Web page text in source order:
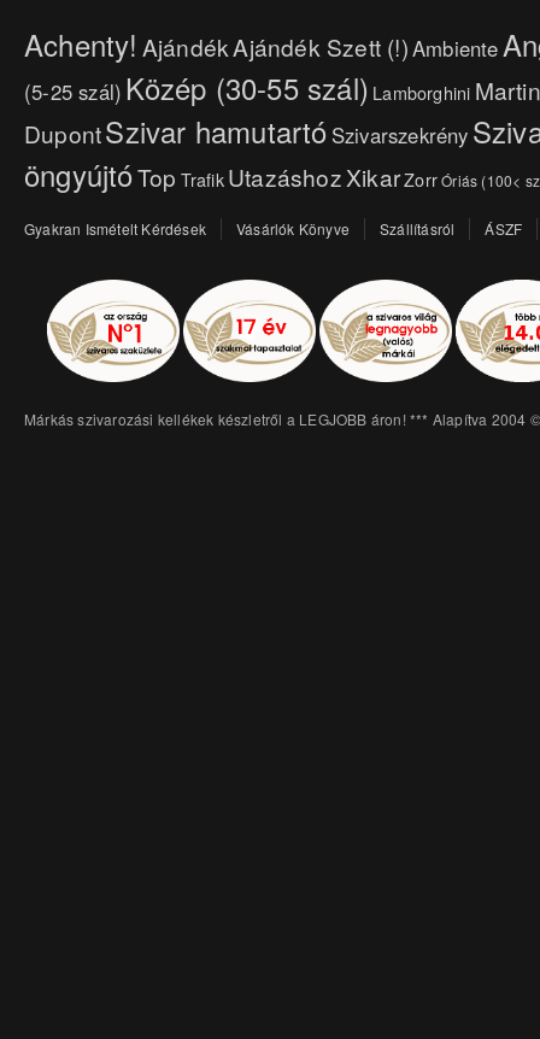
Achenty! AjándékAjándék Szett (!)Ambiente
(5-25 szál) Közép (30-55 szál) Lamborghini
DupontSzivar hamutartó Szivarszekrény
öngyújtóTop TrafikUtazáshozXikarZorrÓriás (100<
Gyakran Ismételt Kérdések Vásárlók Könyve Szállításról ÁSZF
Márkás szivarozási kellékek készletről a LEGJOBB áron! *** Alapítva 2004